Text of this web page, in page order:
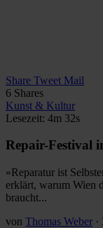
Share Tweet Mail
6 Shares
Kunst & Kultur
Lesezeit: 4m 32s
Repair-Festival
»Reparatur ist
erklärt, warum Wien
braucht...
von Thomas Weber ·